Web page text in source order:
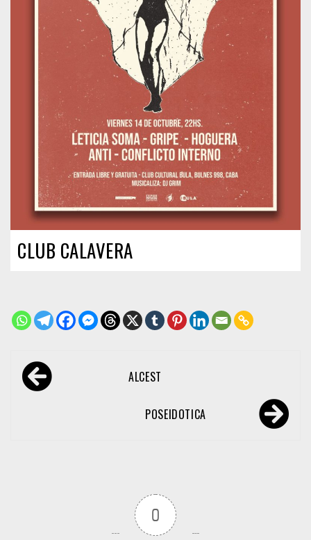
CLUB CALAVERA
Navegación
de ALCEST
POSEIDOTICA
0